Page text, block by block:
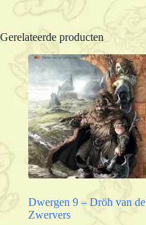
Gerelateerde producten
Dwergen 9 – Dröh van de
Zwervers